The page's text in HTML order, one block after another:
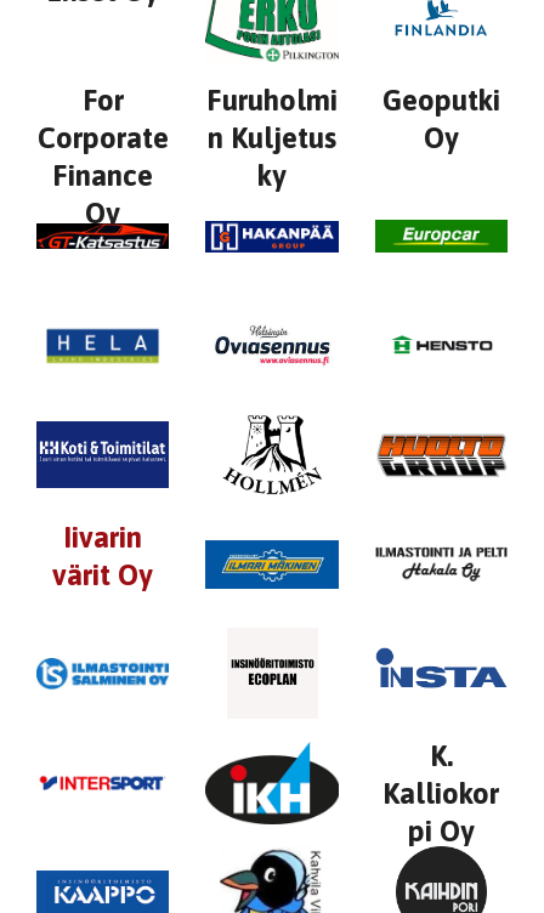
For
Corporate
Finance
Oy
Furuholmi
n Kuljetus
ky
Geoputki
Oy
Iivarin
värit Oy
K.
Kalliokor
pi Oy